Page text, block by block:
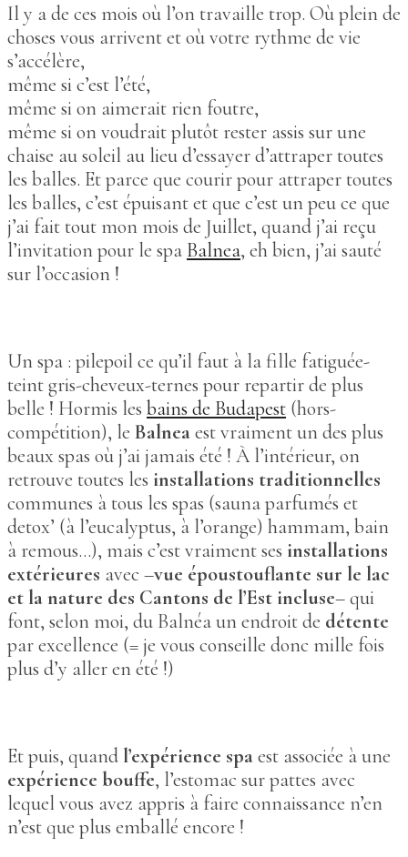
Il y a de ces mois où l’on travaille trop. Où plein de
choses vous arrivent et où votre rythme de vie
s’accélère,
même si c’est l’été,
même si on aimerait rien foutre,
même si on voudrait plutôt rester assis sur une
chaise au soleil au lieu d’essayer d’attraper toutes
les balles. Et parce que courir pour attraper toutes
les balles, c’est épuisant et que c’est un peu ce que
j’ai fait tout mon mois de Juillet, quand j’ai reçu
l’invitation pour le spa Balnea, eh bien, j’ai sauté
sur l’occasion !
Un spa : pilepoil ce qu’il faut à la fille fatiguée-
teint gris-cheveux-ternes pour repartir de plus
belle ! Hormis les bains de Budapest (hors-
compétition), le Balneaest vraiment un des plus
beaux spas où j’ai jamais été ! À l’intérieur, on
retrouve toutes les installations traditionnelles
communes à tous les spas (sauna parfumés et
detox’ (à l’eucalyptus, à l’orange) hammam, bain
à remous…), mais c’est vraiment ses installations
extérieures avec –vue époustouflante sur le lac
et la nature des Cantons de l’Est incluse– qui
font, selon moi, du Balnéa un endroit de détente
par excellence (= je vous conseille donc mille fois
plus d’y aller en été !)
Et puis, quand l’expérience spaest associée à une
expérience bouffe, l’estomac sur pattes avec
lequel vous avez appris à faire connaissance n’en
n’est que plus emballé encore !